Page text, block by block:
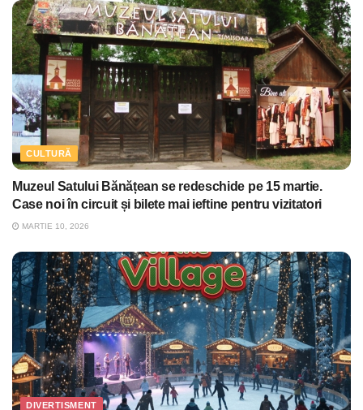
CULTURĂ
Muzeul Satului Bănățean se redeschide pe 15 martie.
Case noi în circuit și bilete mai ieftine pentru vizitatori
MARTIE 10, 2026
DIVERTISMENT